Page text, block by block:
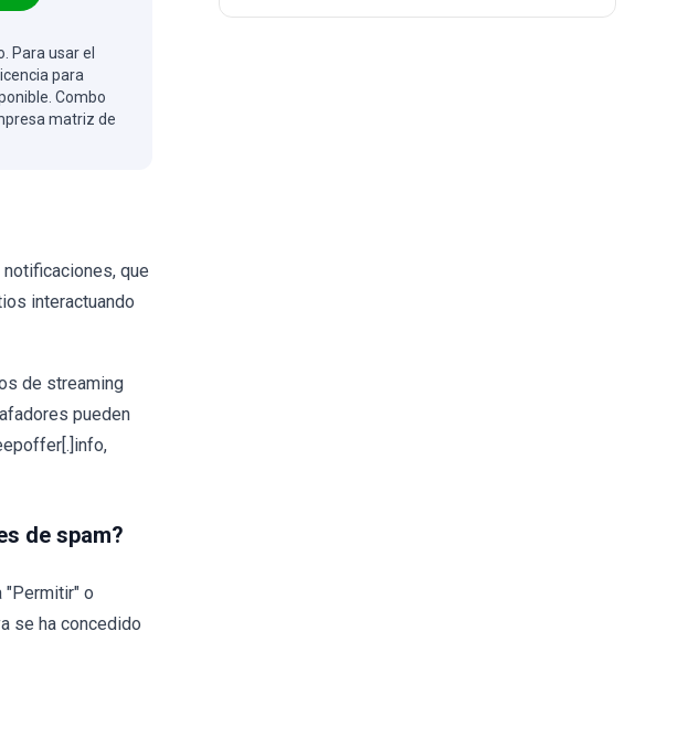
Para usar el
para
Combo
matriz de
que
interactuando
de streaming
pueden
de spam?
"Permitir" o
se ha concedido